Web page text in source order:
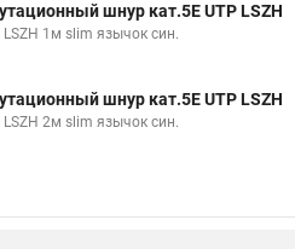
шнур кат.5E UTP LSZH
1м slim язычок син.
шнур кат.5E UTP LSZH
2м slim язычок син.